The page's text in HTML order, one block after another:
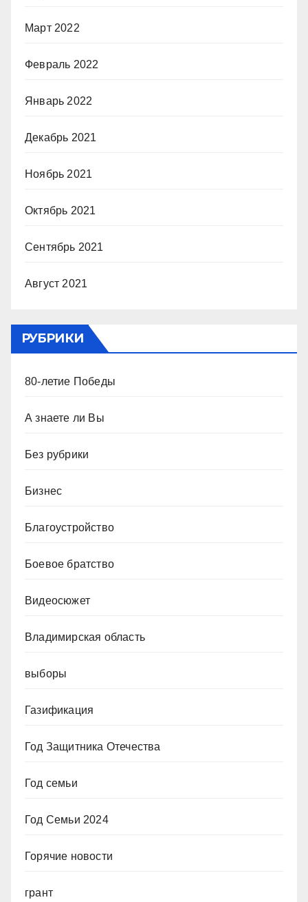
Март 2022
Февраль 2022
Январь 2022
Декабрь 2021
Ноябрь 2021
Октябрь 2021
Сентябрь 2021
Август 2021
РУБРИКИ
80-летие Победы
А знаете ли Вы
Без рубрики
Бизнес
Благоустройство
Боевое братство
Видеосюжет
Владимирская область
выборы
Газификация
Год Защитника Отечества
Год семьи
Год Семьи 2024
Горячие новости
грант